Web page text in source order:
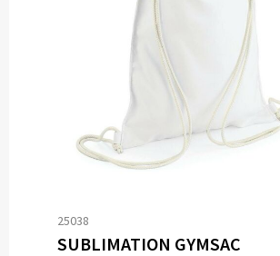
25038
SUBLIMATION GYMSAC